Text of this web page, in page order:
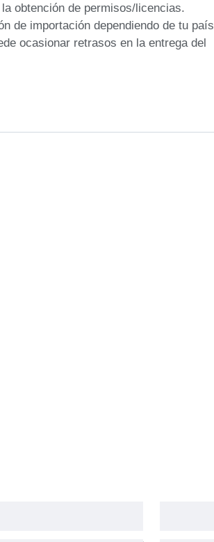
obtención de permisos/licencias.
de importación dependiendo de tu país
ocasionar retrasos en la entrega del